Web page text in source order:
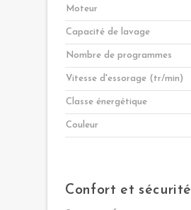
Moteur
Capacité de lavage
Nombre de programmes
Vitesse d'essorage (tr/min)
Classe énergétique
Couleur
Confort et sécurité